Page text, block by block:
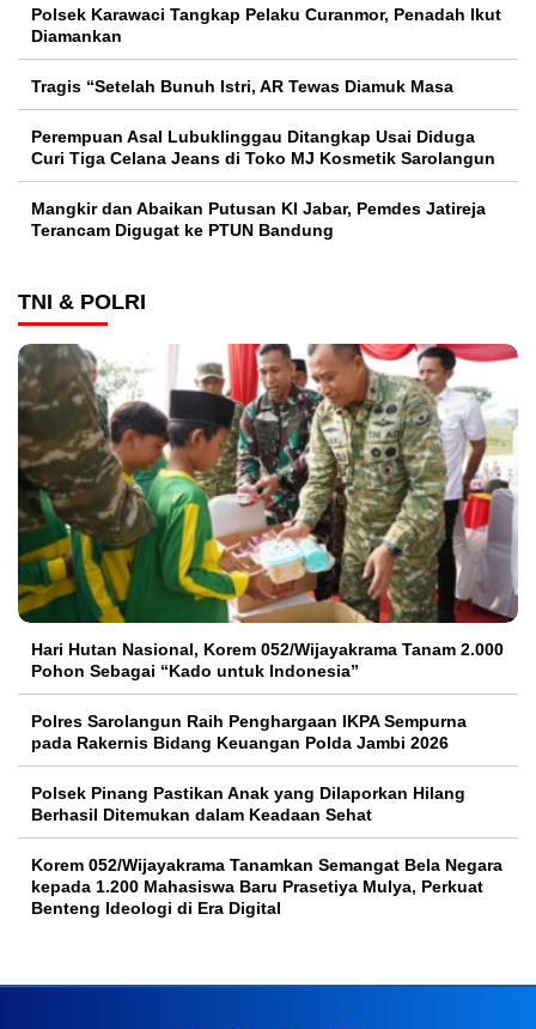
Polsek Karawaci Tangkap Pelaku Curanmor, Penadah Ikut
Diamankan
Tragis “Setelah Bunuh Istri, AR Tewas Diamuk Masa
Perempuan Asal Lubuklinggau Ditangkap Usai Diduga
Curi Tiga Celana Jeans di Toko MJ Kosmetik Sarolangun
Mangkir dan Abaikan Putusan KI Jabar, Pemdes Jatireja
Terancam Digugat ke PTUN Bandung
TNI & POLRI
Hari Hutan Nasional, Korem 052/Wijayakrama Tanam 2.000
Pohon Sebagai “Kado untuk Indonesia”
Polres Sarolangun Raih Penghargaan IKPA Sempurna
pada Rakernis Bidang Keuangan Polda Jambi 2026
Polsek Pinang Pastikan Anak yang Dilaporkan Hilang
Berhasil Ditemukan dalam Keadaan Sehat
Korem 052/Wijayakrama Tanamkan Semangat Bela Negara
kepada 1.200 Mahasiswa Baru Prasetiya Mulya, Perkuat
Benteng Ideologi di Era Digital